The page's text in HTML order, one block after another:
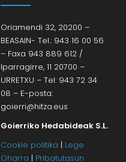
Oriamendi 32, 20200 –
BEASAIN- Tel.: 943 16 00 56
– Faxa 943 889 612 /
Iparragirre, 11 20700 –
URRETXU – Tel: 943 72 34
08 – E-posta:
goierri@hitza.eus
Goierriko Hedabideak S.L.
Cookie politika | Lege
Oharra | Pribatutasun